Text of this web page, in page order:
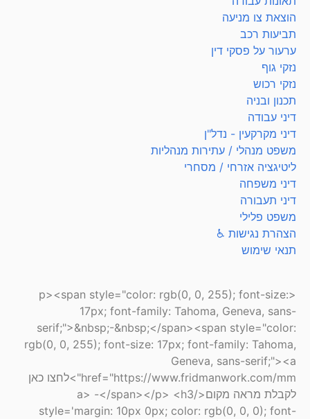
הוצאת צו מניעה
תביעות רכב
ערעור על פסקי דין
נזקי גוף
נזקי רכוש
תכנון ובניה
דיני עבודה
דיני מקרקעין - נדל"ן
משפט מנהלי / עתירות מנהליות
ליטיגציה אזרחי / מסחרי
דיני משפחה
דיני תעבורה
משפט פלילי
הצהרת נגישות ♿
תנאי שימוש
<p><span style="color: rgb(0, 0, 255); font-size:
17px; font-family: Tahoma, Geneva, sans-
serif;">&nbsp;-&nbsp;</span><span style="color:
rgb(0, 0, 255); font-size: 17px; font-family: Tahoma,
Geneva, sans-serif;"><a
href="https://www.fridmanwork.com/mm">לחצו כאן
לקבלת מראה מקום</a> -</span></p> <h3
style='margin: 10px 0px; color: rgb(0, 0, 0); font-